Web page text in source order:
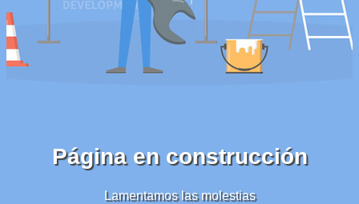
Página en construcción
Lamentamos las molestias